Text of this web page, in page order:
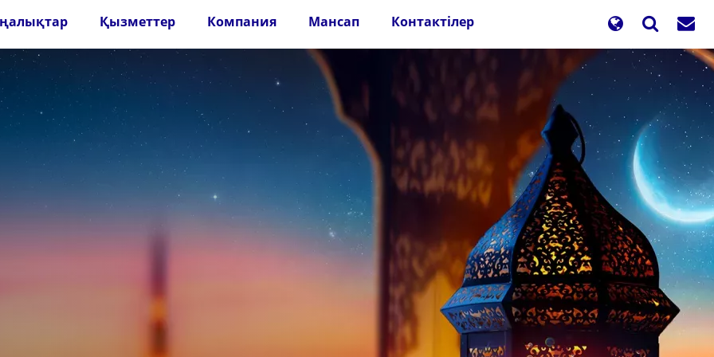
Қызметтер Компания Мансап Контактілер